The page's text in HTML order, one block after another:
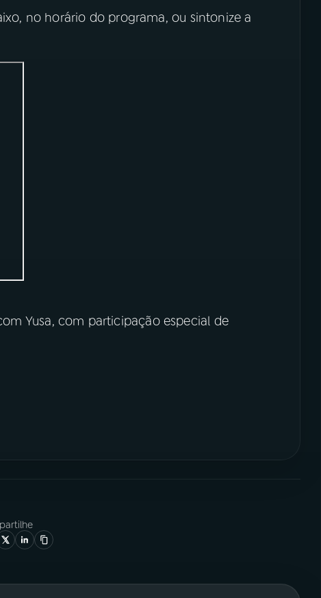
no horário do programa, ou sintonize a
Yusa, com participação especial de